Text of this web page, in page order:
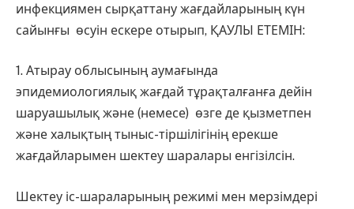
инфекциямен сырқаттану жағдайларының күн
сайынғы өсуін ескере отырып, ҚАУЛЫ ЕТЕМІН:
1. Атырау облысының аумағында
эпидемиологиялық жағдай тұрақталғанға дейін
шаруашылық және (немесе) өзге де қызметпен
және халықтың тыныс-тіршілігінің ерекше
жағдайларымен шектеу шаралары енгізілсін.
Шектеу іс-шараларының режимі мен мерзімдері